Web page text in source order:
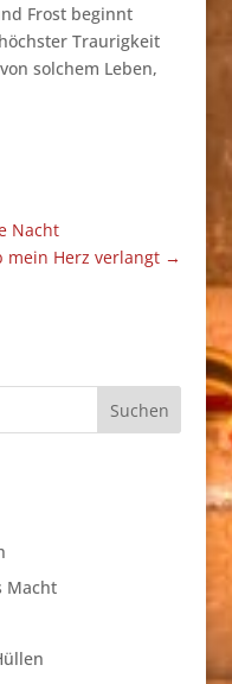
Frost beginnt
Traurigkeit
solchem Leben,
Nacht
mein Herz verlangt →
Macht